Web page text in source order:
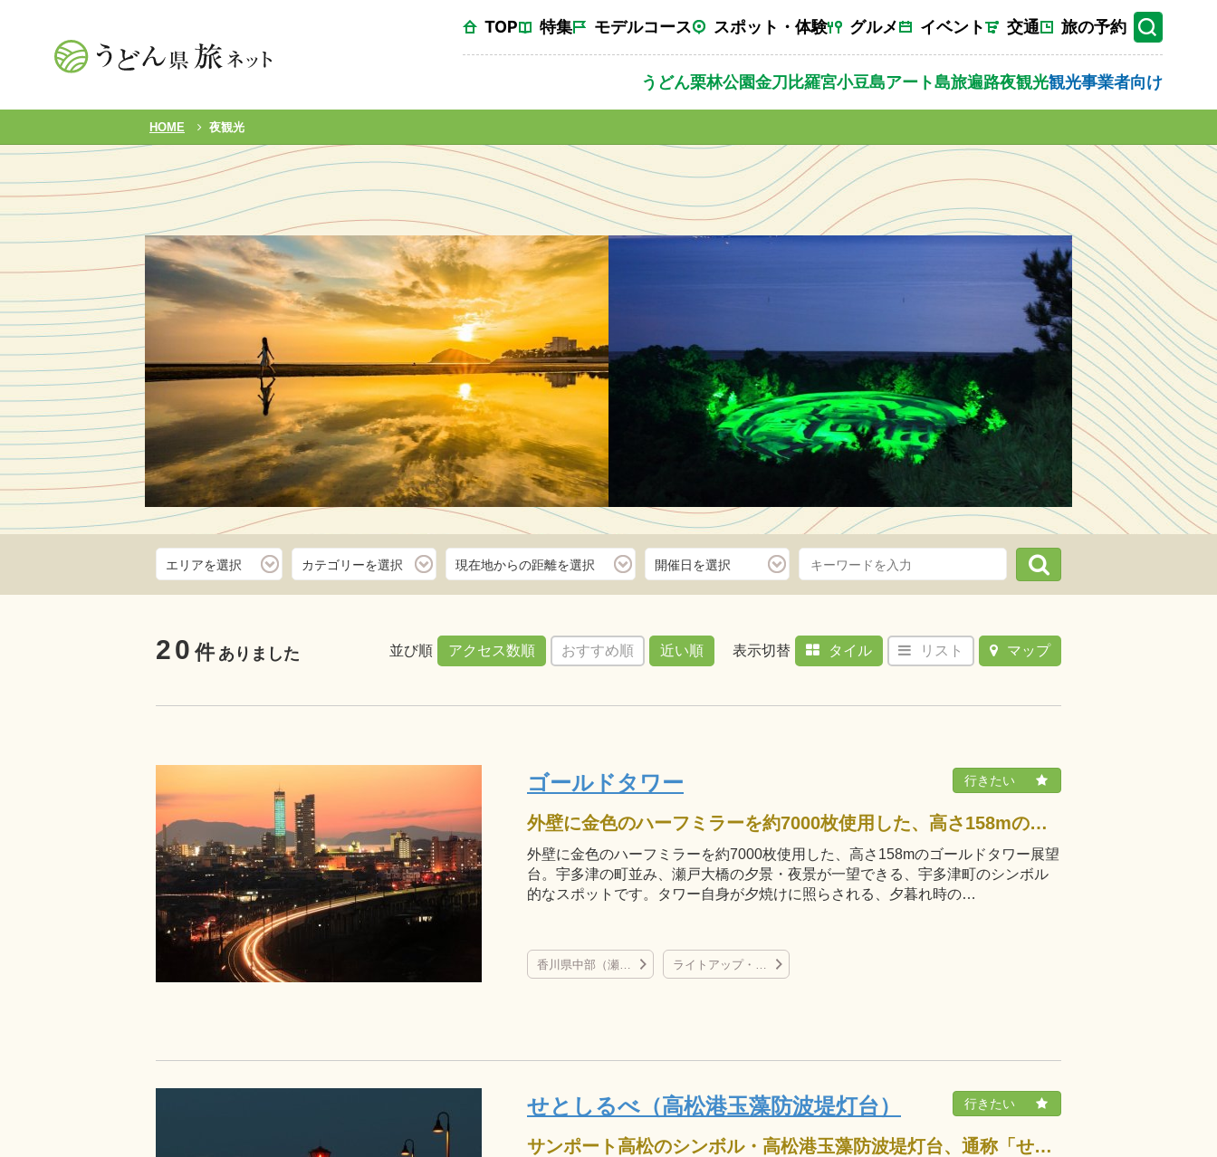
TOP 特集 モデルコース スポット・体験 グルメ イベント 交通 旅の予約
うどん栗林公園金刀比羅宮小豆島アート島旅遍路夜観光観光事業者向け
HOME 夜観光
父母ヶ浜直行シャトルバス＜琴平・JR詫間
瀬戸内海の天空の鏡でフォトジェニックな
琴弾公園
は、国の名勝にも指定されています。2キ
ロにも及ぶ白砂青松…
エリアを選択 カテゴリーを選択 現在地からの距離を選択 開催日を選択
20 件 ありました 並び順 アクセス数順 おすすめ順 近い順 表示切替 タイル リスト マップ
ゴールドタワー
外壁に金色のハーフミラーを約7000枚使用した、高さ158mのゴールドタワー展望台。宇多津の町並み、瀬戸大橋の夕景・夜景が一望できる、宇多津町のシンボル的なスポットです。タワー自身が夕焼けに照らされる、夕暮れ時の…
外壁に金色のハーフミラーを約7000枚使用した、高さ158mのゴールドタワー展望
台。宇多津の町並み、瀬戸大橋の夕景・夜景が一望できる、宇多津町のシンボル
的なスポットです。タワー自身が夕焼けに照らされる、夕暮れ時の…
香川県中部（瀬戸大橋、丸亀城、金刀比羅宮など） ライトアップ・イルミネーション
せとしるべ（高松港玉藻防波堤灯台）
サンポート高松のシンボル・高松港玉藻防波堤灯台、通称「せとしるべ」は、世界初のガラス灯台で、高さは14メートル。今も昔も海の安全を守り続けています。 平成２８年８月に、日本ロマンチスト協会から「恋する灯台」に、…